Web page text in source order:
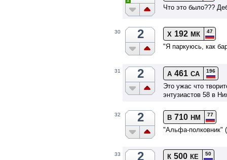
Что это было???
30 2 Х 192 МК 47
"Я паркуюсь, как
31 2 А 461 СА 196
Это ужас что
энтузиастов 58 в
32 2 В 710 НМ 77
"Альфа-полковник"
33 2 К 500 КЕ 50